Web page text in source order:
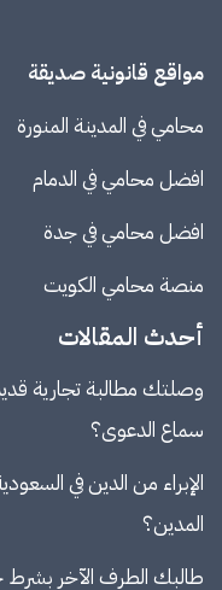
مواقع قانونية صديقة
محامي في المدينة المنورة
افضل محامي في الدمام
افضل محامي في جدة
منصة محامي الكويت
أحدث المقالات
وصلتك مطالبة تجارية
سماع الدعوى؟
الإبراء من الدين في
المدين؟
طالبك الطرف الآخر